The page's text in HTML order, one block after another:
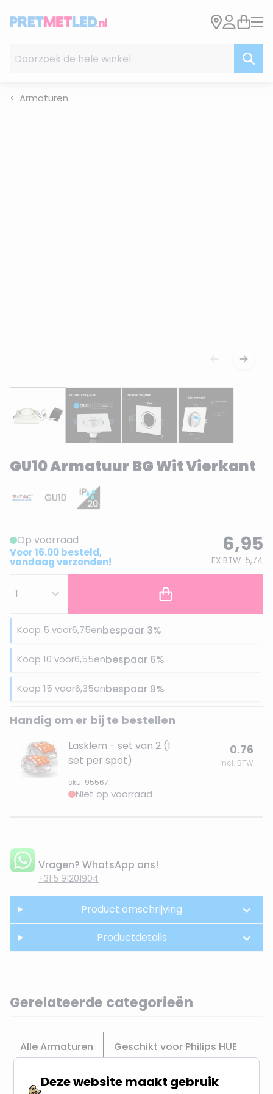
Armaturen
GU10 Armatuur BG Wit Vierkant
Op voorraad
Voor 16.00 besteld,
vandaag verzonden!
6,95
EX BTW 5,74
Koop 5 voor6,75enbespaar 3%
Koop 10 voor6,55enbespaar 6%
Koop 15 voor6,35enbespaar 9%
Handig om er bij te bestellen
Lasklem - set van 2 (1
set per spot)
sku: 95567
0.76
Incl. BTW
Niet op voorraad
Vragen? WhatsApp ons!
+31 5 91201904
Product omschrijving
Productdetails
Gerelateerde categorieën
Alle Armaturen Geschikt voor Philips HUE
Deze website maakt gebruik